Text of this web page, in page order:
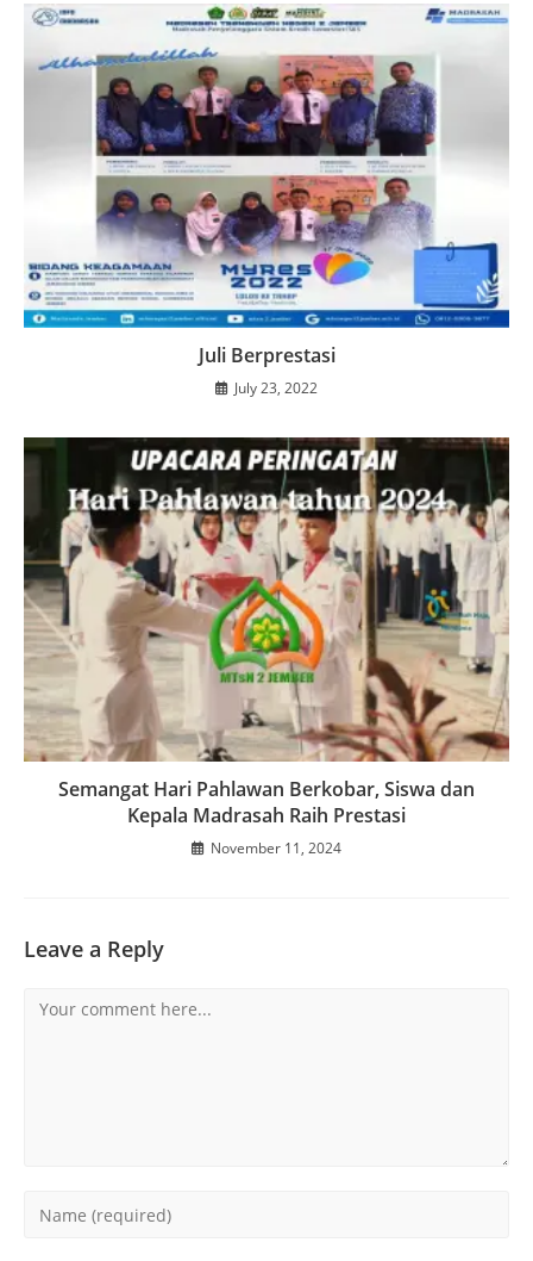
Juli Berprestasi
July 23, 2022
Semangat Hari Pahlawan Berkobar, Siswa dan
Kepala Madrasah Raih Prestasi
November 11, 2024
Leave a Reply
Comment
Enter